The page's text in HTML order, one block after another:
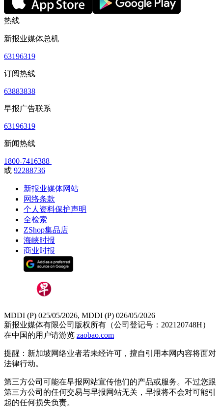
热线
新报业媒体总机
63196319
订阅热线
63883838
早报广告联系
63196319
新闻热线
1800-7416388
或 92288736
新报业媒体网站
网络条款
个人资料保护声明
全检索
ZShop集品店
海峡时报
商业时报
MDDI (P) 025/05/2026, MDDI (P) 026/05/2026
新报业媒体有限公司版权所有（公司登记号：202120748H）
在中国的用户请游览 zaobao.com
提醒：新加坡网络业者若未经许可，擅自引用本网内容将面对
法律行动。
第三方公司可能在早报网站宣传他们的产品或服务。不过您跟
第三方公司的任何交易与早报网站无关，早报将不会对可能引
起的任何损失负责。